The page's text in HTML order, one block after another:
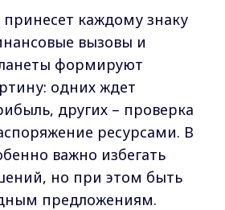
принесет каждому знаку
вызовы и
формируют
одних ждет
других – проверка
ресурсами. В
важно избегать
но при этом быть
предложениям.